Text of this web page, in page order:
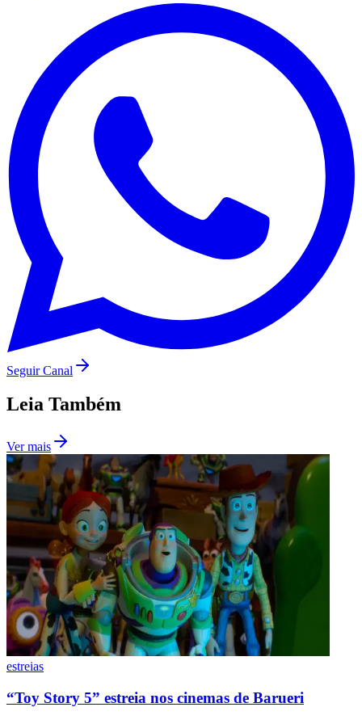
Fórmula 1
UFC
Tênis (ATP)
MLB
NHL
Atletismo
Vôlei
NBB
Competições de Futebol
Brasileirão Série A
Brasileirão Série B
Paulistão
Copa do Brasil
Libertadores
Sul-Americana
Copa América
Champions League
Premier League
Bundesliga
Times - Ir direto
Seguir Canal
Leia Também
Ver mais
estreias
“Toy Story 5” estreia nos cinemas de Barueri